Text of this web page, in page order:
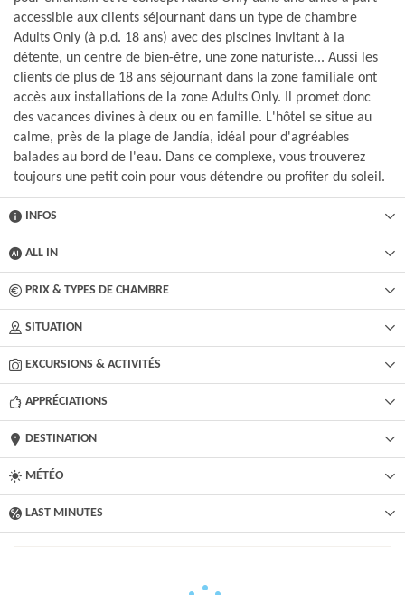
accessible aux clients séjournant dans un type de chambre
Adults Only (à p.d. 18 ans) avec des piscines invitant à la
détente, un centre de bien-être, une zone naturiste... Aussi les
clients de plus de 18 ans séjournant dans la zone familiale ont
accès aux installations de la zone Adults Only. Il promet donc
des vacances divines à deux ou en famille. L'hôtel se situe au
calme, près de la plage de Jandía, idéal pour d'agréables
balades au bord de l'eau. Dans ce complexe, vous trouverez
toujours une petit coin pour vous détendre ou profiter du soleil.
INFOS
ALL IN
PRIX & TYPES DE CHAMBRE
SITUATION
EXCURSIONS & ACTIVITÉS​
APPRÉCIATIONS
DESTINATION
MÉTÉO
LAST MINUTES